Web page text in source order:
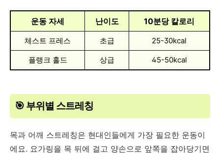
운동 자세 난이도 10분당 칼로리
체스트 프레스 초급 25-30kcal
플랭크 홀드 상급 45-50kcal
🎯 부위별 스트레칭
목과 어깨 스트레칭은 현대인들에게 가장 필요한 운동이
에요. 요가링을 목 뒤에 걸고 양손으로 앞쪽을 잡아당기면